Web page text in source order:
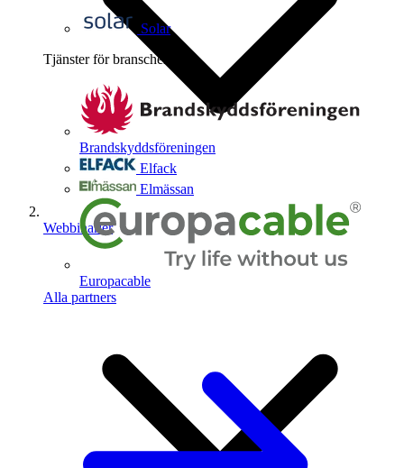
Solar
Tjänster för branschen
Brandskyddsföreningen
Elfack
Elmässan
Europacable
Alla partners
Webbinarier